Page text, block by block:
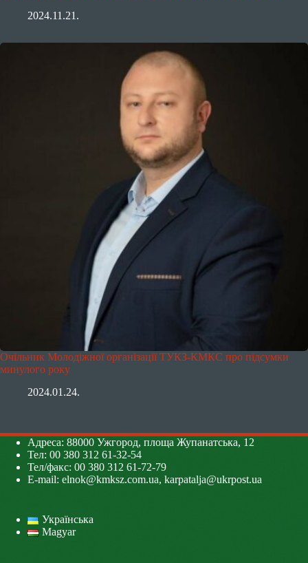
2024.11.21.
Очільник Молодіжної організації ТУКЗ-КМКС про підсумки
минулого року
2024.01.24.
Адреса: 88000 Ужгород, площа Жупанатська, 12
Тел: 00 380 312 61-32-54
Тел/факс: 00 380 312 61-72-79
E-mail: elnok@kmksz.com.ua, karpatalja@ukrpost.ua
Українська
Magyar